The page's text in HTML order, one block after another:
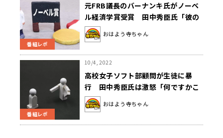
番組レポ
元FRB議長のバーナンキ氏がノーベ
ル経済学賞受賞 田中秀臣氏「彼の
論文はリフレ派の基礎」
おはよう寺ちゃん
番組レポ
10/4, 2022
高校女子ソフト部顧問が生徒に暴
行 田中秀臣氏は激怒「何ですかこ
の人、警察呼ぶべきです」
おはよう寺ちゃん